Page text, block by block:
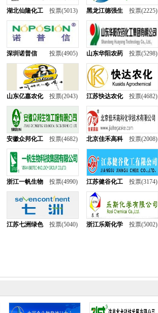
湖北仙隆化工 投票(5013) 黑龙江德强生 投票(2225)
深圳诺普信 投票(4905) 山东华阳农药 投票(5298)
山东亿嘉农化 投票(2043) 江苏快达农化 投票(4682)
安徽众邦化工 投票(4682) 北京佳禾高科 投票(2008)
浙江一帆生物 投票(4990) 江苏健谷化工 投票(3174)
江苏七洲绿色 投票(5040) 浙江乐斯化学 投票(5002)